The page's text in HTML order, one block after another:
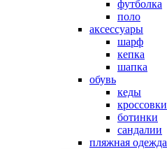
футболка
поло
аксессуары
шарф
кепка
шапка
обувь
кеды
кроссовки
ботинки
сандалии
пляжная одежда